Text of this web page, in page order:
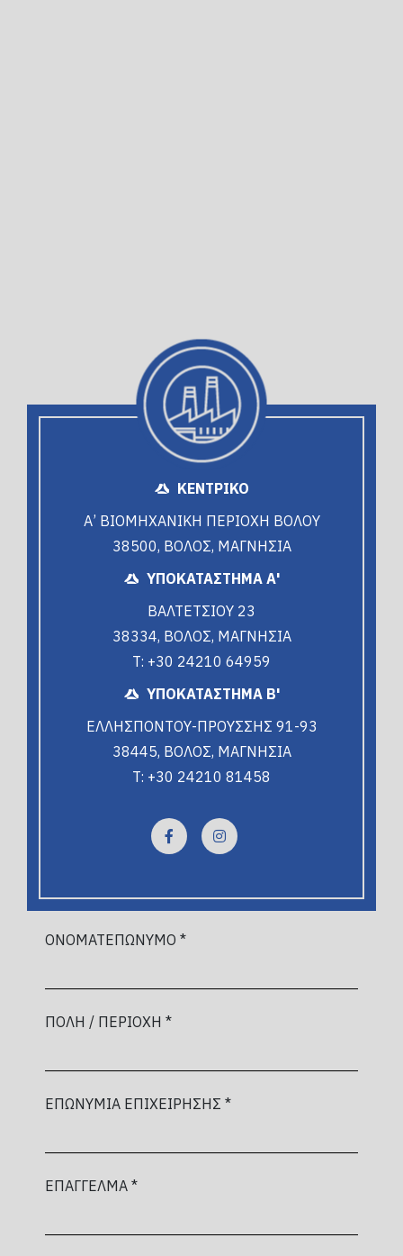
ΟΝΟΜΑΤΕΠΩΝΥΜΟ *
ΠΟΛΗ / ΠΕΡΙΟΧΗ *
ΕΠΩΝΥΜΙΑ ΕΠΙΧΕΙΡΗΣΗΣ *
ΕΠΑΓΓΕΛΜΑ *
ΚΕΝΤΡΙΚΟ
Α’ ΒΙΟΜΗΧΑΝΙΚΗ ΠΕΡΙΟΧΗ ΒΟΛΟΥ
38500, ΒΟΛΟΣ, ΜΑΓΝΗΣΙΑ
ΥΠΟΚΑΤΑΣΤΗΜΑ Α'
ΒΑΛΤΕΤΣΙΟΥ 23
38334, ΒΟΛΟΣ, ΜΑΓΝΗΣΙΑ
T: +30 24210 64959
ΥΠΟΚΑΤΑΣΤΗΜΑ Β'
ΕΛΛΗΣΠΟΝΤΟΥ-ΠΡΟΥΣΣΗΣ 91-93
38445, ΒΟΛΟΣ, ΜΑΓΝΗΣΙΑ
T: +30 24210 81458